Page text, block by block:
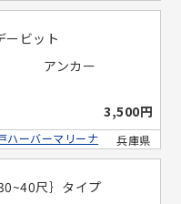
ービット
アンカー
3,500円
兵庫県
ハーバーマリーナ
尺｝タイプ